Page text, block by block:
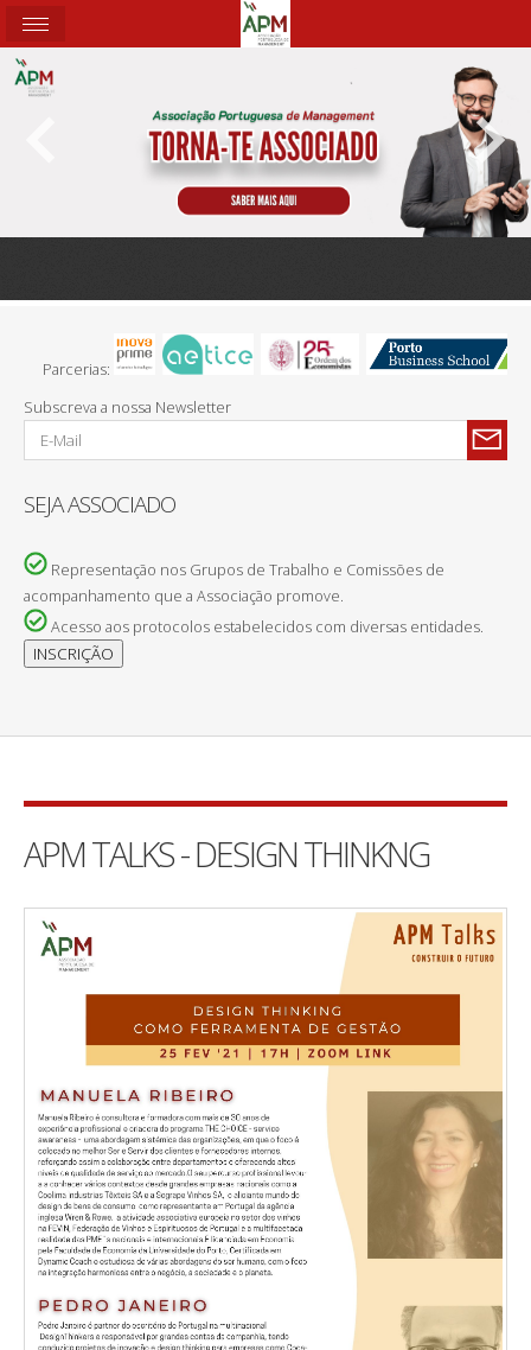
Parcerias:
Subscreva a nossa Newsletter
SEJA ASSOCIADO
Representação nos Grupos de Trabalho e Comissões de
acompanhamento que a Associação promove.
Acesso aos protocolos estabelecidos com diversas entidades.
APM TALKS - DESIGN THINKNG